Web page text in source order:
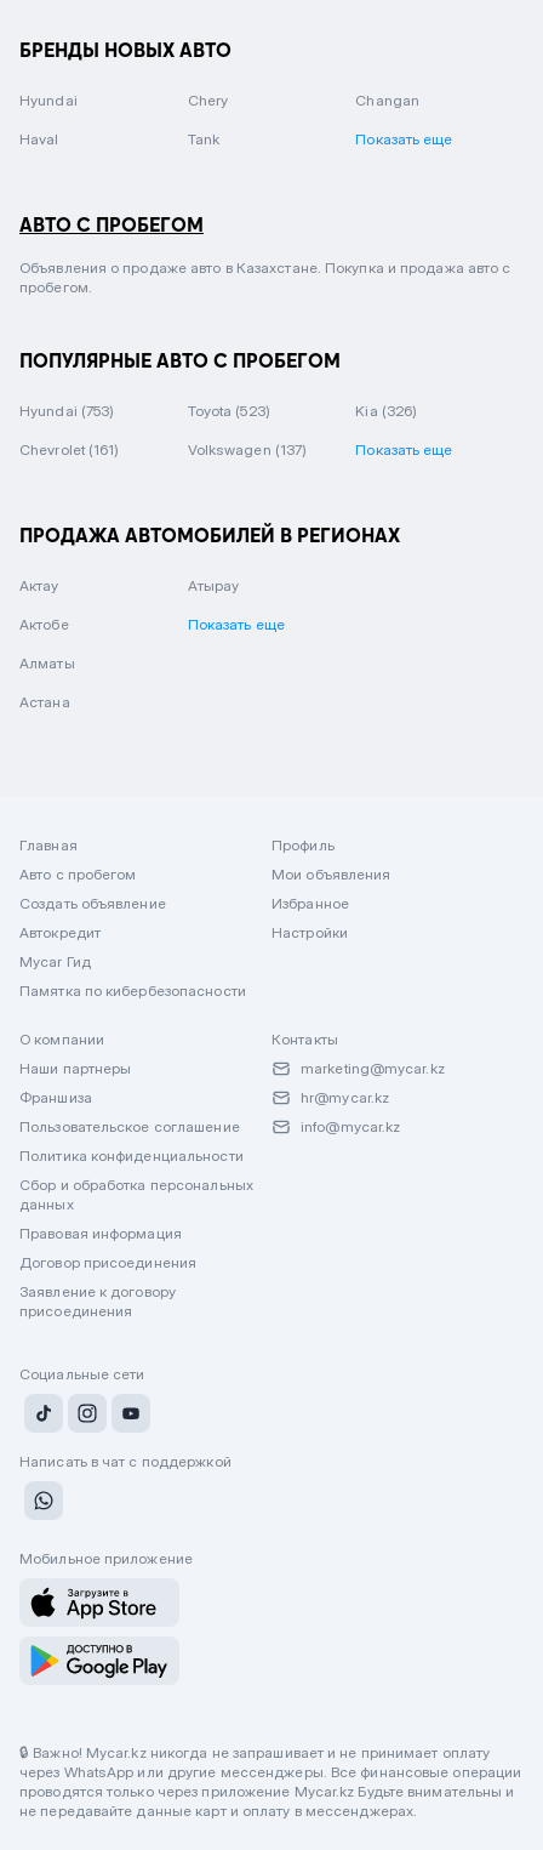
БРЕНДЫ НОВЫХ АВТО
Hyundai Chery Changan
Haval Tank Показать еще
АВТО С ПРОБЕГОМ
Объявления о продаже авто в Казахстане. Покупка и продажа авто с
пробегом.
ПОПУЛЯРНЫЕ АВТО С ПРОБЕГОМ
Hyundai (753) Toyota (523) Kia (326)
Chevrolet (161) Volkswagen (137) Показать еще
ПРОДАЖА АВТОМОБИЛЕЙ В РЕГИОНАХ
Актау
Актобе
Алматы
Астана
Атырау
Показать еще
Главная
Авто с пробегом
Создать объявление
Автокредит
Mycar Гид
Памятка по кибербезопасности
Профиль
Мои объявления
Избранное
Настройки
О компании
Наши партнеры
Франшиза
Пользовательское соглашение
Политика конфиденциальности
Сбор и обработка персональных
данных
Правовая информация
Договор присоединения
Заявление к договору
присоединения
Контакты
marketing@mycar.kz
hr@mycar.kz
info@mycar.kz
Социальные сети
Написать в чат с поддержкой
Мобильное приложение
🔒 Важно! Mycar.kz никогда не запрашивает и не принимает оплату
через WhatsApp или другие мессенджеры. Все финансовые операции
проводятся только через приложение Mycar.kz Будьте внимательны и
не передавайте данные карт и оплату в мессенджерах.